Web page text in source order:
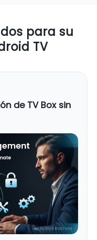
para su
TV
de TV Box sin